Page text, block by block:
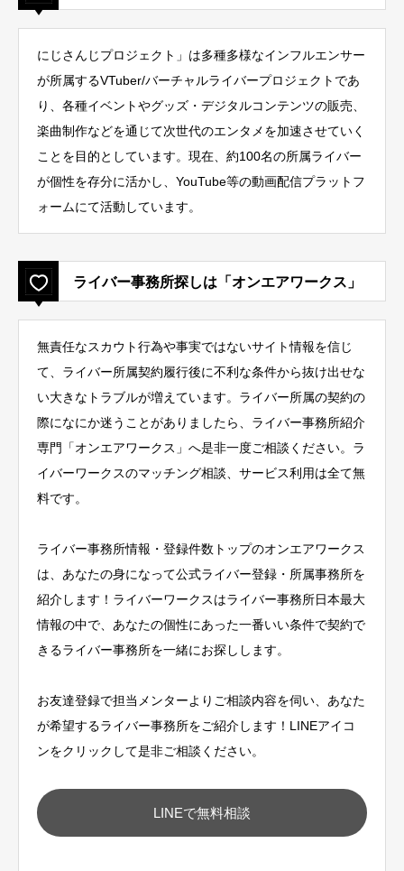
にじさんじプロジェクト」は多種多様なインフルエンサー
が所属するVTuber/バーチャルライバープロジェクトであ
り、各種イベントやグッズ・デジタルコンテンツの販売、
楽曲制作などを通じて次世代のエンタメを加速させていく
ことを目的としています。現在、約100名の所属ライバー
が個性を存分に活かし、YouTube等の動画配信プラットフ
ォームにて活動しています。
ライバー事務所探しは「オンエアワークス」
無責任なスカウト行為や事実ではないサイト情報を信じ
て、ライバー所属契約履行後に不利な条件から抜け出せな
い大きなトラブルが増えています。ライバー所属の契約の
際になにか迷うことがありましたら、ライバー事務所紹介
専門「オンエアワークス」へ是非一度ご相談ください。ラ
イバーワークスのマッチング相談、サービス利用は全て無
料です。
ライバー事務所情報・登録件数トップのオンエアワークス
は、あなたの身になって公式ライバー登録・所属事務所を
紹介します！ライバーワークスはライバー事務所日本最大
情報の中で、あなたの個性にあった一番いい条件で契約で
きるライバー事務所を一緒にお探しします。
お友達登録で担当メンターよりご相談内容を伺い、あなた
が希望するライバー事務所をご紹介します！LINEアイコ
ンをクリックして是非ご相談ください。
LINEで無料相談